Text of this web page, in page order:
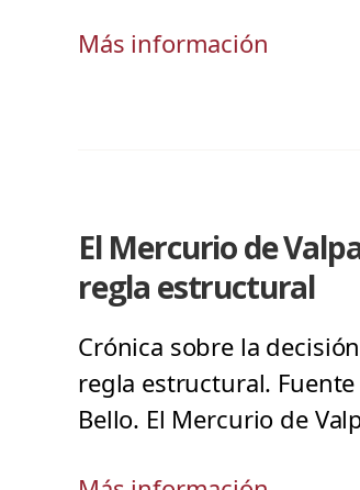
Más información
El Mercurio de
regla estructural
Crónica sobre la
regla estructural.
Bello. El Mercurio de